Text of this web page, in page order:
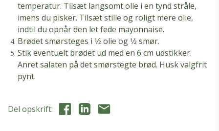
temperatur. Tilsæt langsomt olie i en tynd stråle,
imens du pisker. Tilsæt stille og roligt mere olie,
indtil du opnår den let fede mayonnaise.
Brødet smørsteges i 1⁄2 olie og 1⁄2 smør.
Stik eventuelt brødet ud med en 6 cm udstikker.
Anret salaten på det smørstegte brød. Husk valgfrit
pynt.
Del opskrift: